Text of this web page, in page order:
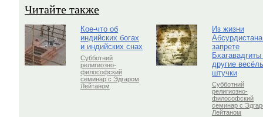
Читайте также
Кое-что об
индийских богах
и индийских снах
Субботний
религиозно-
философский
семинар с Эдгаром
Лейтаном
Из жизни
запрете
Бхагавадгиты
другие
штучки
Субботний
религиозно-
философский
семинар с
Лейтаном